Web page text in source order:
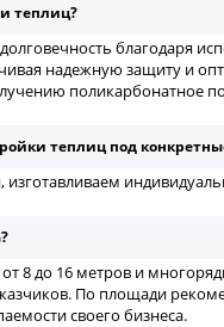
теплиц?
благодаря
надежную защиту и
теплиц под
8 до 16 метров и
По площади
своего бизнеса.